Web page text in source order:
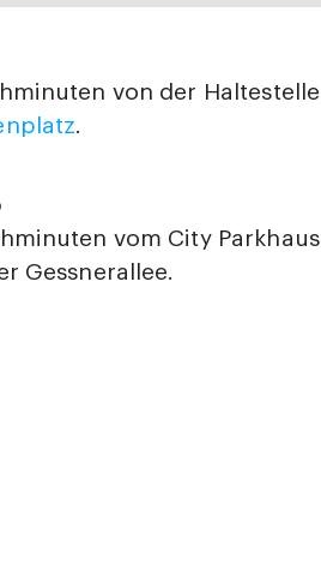
von der Haltestelle
.
vom City Parkhaus
Gessnerallee.